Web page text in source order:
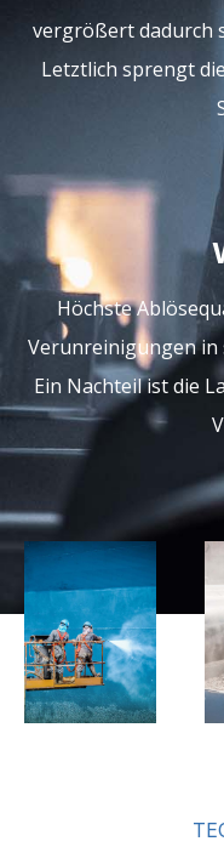
vergrößert dadurch
Letztlich sprengt
Höchste
Verunreinigungen in
Ein Nachteil ist die